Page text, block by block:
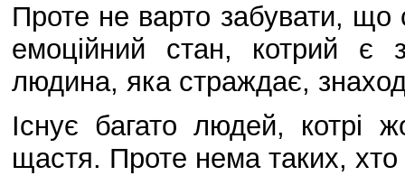
Проте не варто забувати,
емоційний стан, котрий є
людина, яка страждає,
Існує багато людей, котрі
щастя. Проте нема таких,